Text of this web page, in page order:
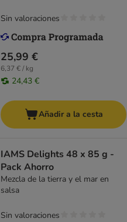
25,99 €
6,37 € / kg
24,43 €
Sin valoraciones
Añadir a la cesta
IAMS Delights 48 x 85 g -
Pack Ahorro
Mezcla de la tierra y el mar en
salsa
Sin valoraciones